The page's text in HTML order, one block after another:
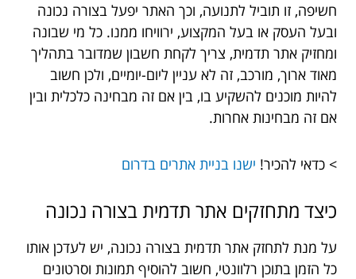
חשיפה, זו תוביל לתנועה, וכך האתר יפעל בצורה נכונה
ובעל העסק או בעל המקצוע, ירוויחו ממנו. כל מי שבונה
ומחזיק אתר תדמית, צריך לקחת חשבון שמדובר בתהליך
מאוד ארוך, מורכב, זה לא עניין ליום-יומיים, ולכן חשוב
להיות מוכנים להשקיע בו, בין אם זה מבחינה כלכלית ובין
אם זה מבחינות אחרות.
> כדאי להכיר! ישנו בניית אתרים בדרום
כיצד מתחזקים אתר תדמית בצורה נכונה
על מנת לתחזק אתר תדמית בצורה נכונה, יש לעדכן אותו
כל הזמן בתוכן רלוונטי, חשוב להוסיף תמונות וסרטונים